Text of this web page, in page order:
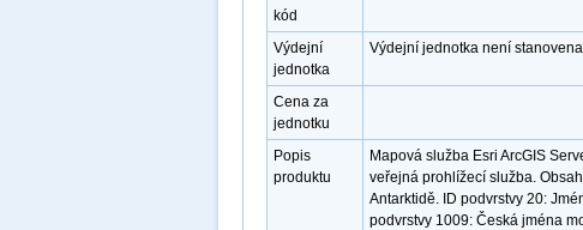
kód
Výdejní
jednotka
Výdejní jednotka není stanovena
Cena za
jednotku
Popis
produktu
Mapová služba Esri ArcGIS
veřejná prohlížecí služba.
Antarktidě. ID podvrstvy 20:
podvrstvy 1009: Česká jména